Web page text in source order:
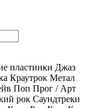
пластинки Джаз
Краутрок Метал
Поп Прог / Арт
рок Саундтреки